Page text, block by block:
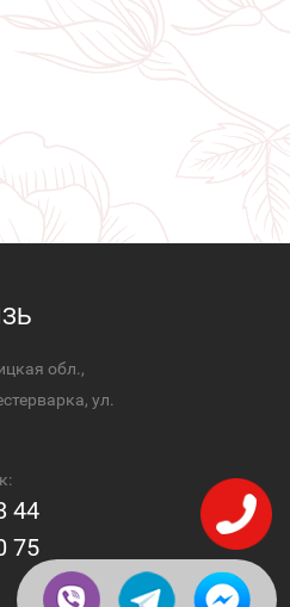
обл.,
ул.
44
75